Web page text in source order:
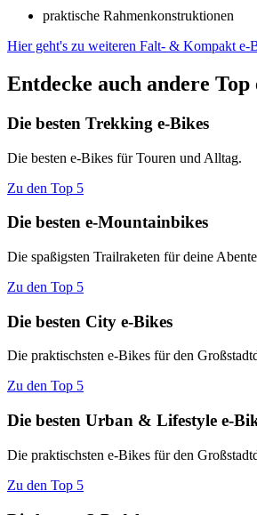
praktische Rahmenkonstruktionen
Hier geht's zu weiteren Falt- & Kompakt e-
Entdecke auch andere Top
Die besten Trekking e-Bikes
Die besten e-Bikes für Touren und Alltag.
Zu den Top 5
Die besten e-Mountainbikes
Die spaßigsten Trailraketen für deine
Zu den Top 5
Die besten City e-Bikes
Die praktischsten e-Bikes für den
Zu den Top 5
Die besten Urban & Lifestyle e-
Die praktischsten e-Bikes für den
Zu den Top 5